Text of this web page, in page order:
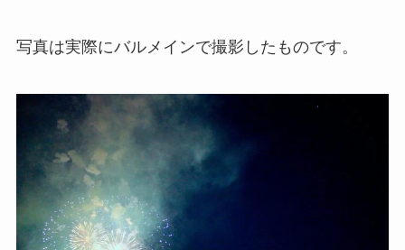
写真は実際にバルメインで撮影したものです。